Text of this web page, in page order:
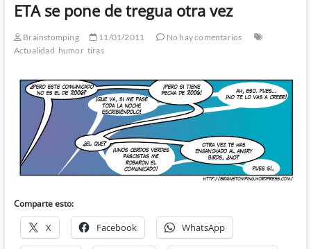
ETA se pone de tregua otra vez
Brainstomping 11/01/2011
No hay comentarios
Actualidad humor tiras
Comparte esto:
X Facebook WhatsApp